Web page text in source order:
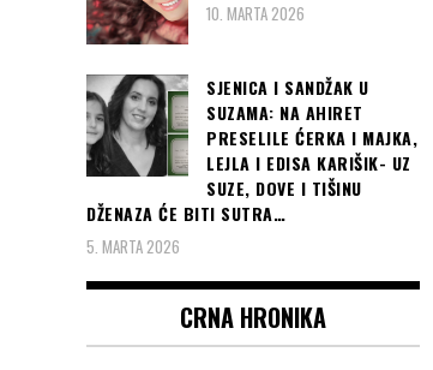
10. MARTA 2026
SJENICA I SANDŽAK U
SUZAMA: NA AHIRET
PRESELILE ĆERKA I MAJKA,
LEJLA I EDISA KARIŠIK- UZ
SUZE, DOVE I TIŠINU
DŽENAZA ĆE BITI SUTRA…
5. MARTA 2026
CRNA HRONIKA